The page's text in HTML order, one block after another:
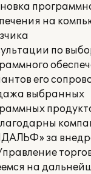
на
по
его
выбранных
за
на